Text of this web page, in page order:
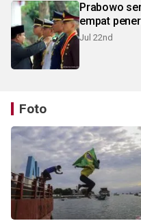
Prabowo
empat
Jul 22nd
Foto